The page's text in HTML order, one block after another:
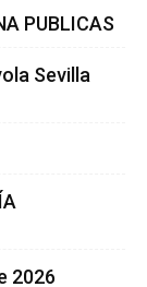
PUBLICAS
Sevilla
2026